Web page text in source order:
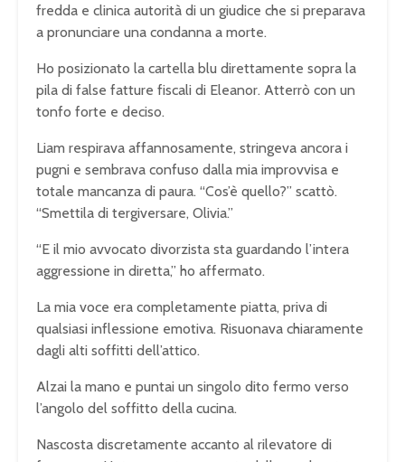
fredda e clinica autorità di un giudice che si preparava
a pronunciare una condanna a morte.
Ho posizionato la cartella blu direttamente sopra la
pila di false fatture fiscali di Eleanor. Atterrò con un
tonfo forte e deciso.
Liam respirava affannosamente, stringeva ancora i
pugni e sembrava confuso dalla mia improvvisa e
totale mancanza di paura. “Cos’è quello?” scattò.
“Smettila di tergiversare, Olivia.”
“E il mio avvocato divorzista sta guardando l’intera
aggressione in diretta,” ho affermato.
La mia voce era completamente piatta, priva di
qualsiasi inflessione emotiva. Risuonava chiaramente
dagli alti soffitti dell’attico.
Alzai la mano e puntai un singolo dito fermo verso
l’angolo del soffitto della cucina.
Nascosta discretamente accanto al rilevatore di